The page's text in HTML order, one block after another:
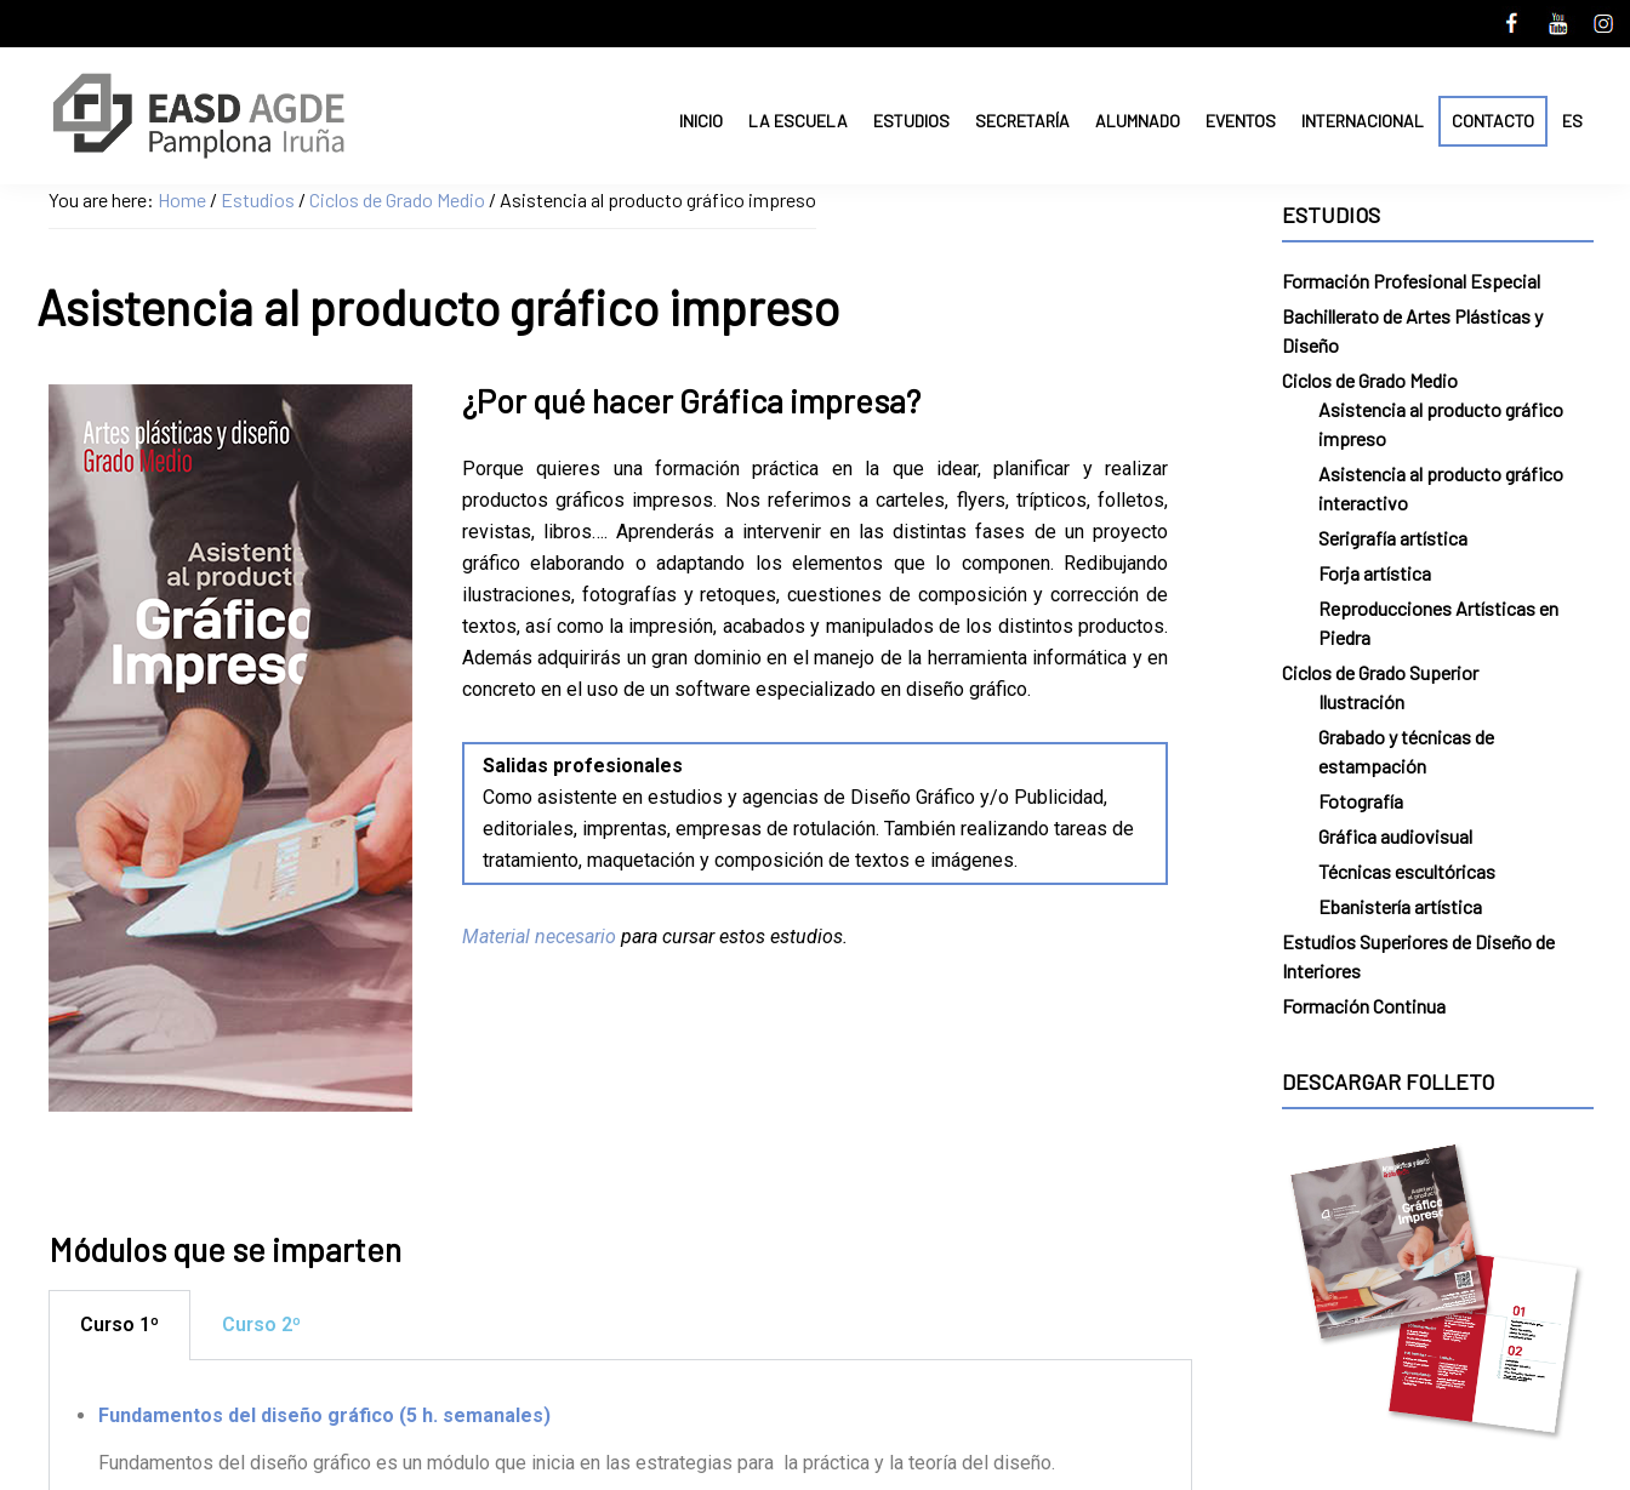
to
navigation
to
content
to
sidebar
Escuela
de
Superior
de
Diseño
Pamplona
Sitio
la
Escuela
Arte
Superior
Diseño
Pamplona
INICIO LA ESCUELA ESTUDIOS SECRETARÍA ALUMNADO EVENTOS INTERNACIONAL CONTACTO ES
You are here: Home / Estudios / Ciclos de Grado Medio / Asistencia al producto gráfico impreso
Asistencia al producto gráfico impreso
¿Por qué hacer Gráfica impresa?
Porque quieres una formación práctica en la que idear, planificar y realizar
productos gráficos impresos. Nos referimos a carteles, flyers, trípticos, folletos,
revistas, libros…. Aprenderás a intervenir en las distintas fases de un proyecto
gráfico elaborando o adaptando los elementos que lo componen. Redibujando
ilustraciones, fotografías y retoques, cuestiones de composición y corrección de
textos, así como la impresión, acabados y manipulados de los distintos productos.
Además adquirirás un gran dominio en el manejo de la herramienta informática y en
concreto en el uso de un software especializado en diseño gráfico.
Salidas profesionales
Como asistente en estudios y agencias de Diseño Gráfico y/o Publicidad,
editoriales, imprentas, empresas de rotulación. También realizando tareas de
tratamiento, maquetación y composición de textos e imágenes.
Material necesario para cursar estos estudios.
Módulos que se imparten
Curso 1º Curso 2º
Fundamentos del diseño gráfico (5 h. semanales)
Fundamentos del diseño gráfico es un módulo que inicia en las estrategias para la práctica y la teoría del diseño.
ESTUDIOS
Formación Profesional Especial
Bachillerato de Artes Plásticas y
Diseño
Ciclos de Grado Medio
Asistencia al producto gráfico
impreso
Asistencia al producto gráfico
interactivo
Serigrafía artística
Forja artística
Reproducciones Artísticas en
Piedra
Ciclos de Grado Superior
Ilustración
Grabado y técnicas de
estampación
Fotografía
Gráfica audiovisual
Técnicas escultóricas
Ebanistería artística
Estudios Superiores de Diseño de
Interiores
Formación Continua
DESCARGAR FOLLETO